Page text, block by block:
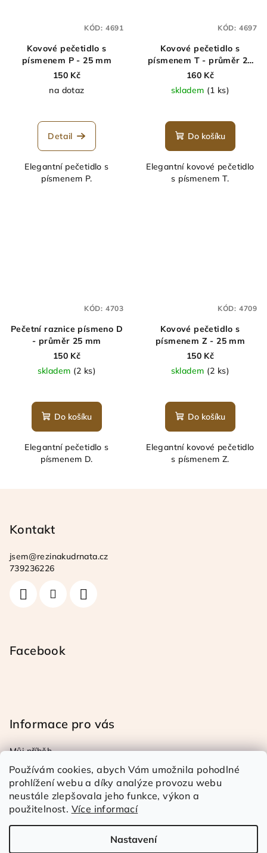
Používám cookies, abych Vám umožnila pohodlné
prohlížení webu a díky analýze provozu webu
neustále zlepšovala jeho funkce, výkon a
použitelnost. Více informací
Nastavení
Kovové pečetidlo s
písmenem P - 25 mm
150 Kč
na dotaz
Detail
Elegantní pečetidlo s
písmenem P.
KÓD: 4691
Kovové pečetidlo s
písmenem T - průměr 25
mm
160 Kč
skladem (1 ks)
Do košíku
Elegantní kovové pečetidlo
s písmenem T.
KÓD: 4697
Pečetní raznice písmeno D
- průměr 25 mm
150 Kč
skladem (2 ks)
Do košíku
Elegantní pečetidlo s
písmenem D.
KÓD: 4703
Kovové pečetidlo s
písmenem Z - 25 mm
150 Kč
skladem (2 ks)
Do košíku
Elegantní kovové pečetidlo
s písmenem Z.
KÓD: 4709
Kontakt
jsem@rezinakudrnata.cz
739236226
Facebook
Informace pro vás
Můj příběh
Obchodní a reklamační podmínky
Podmínky ochrany osob. úd.
Doprava a platba
Kontakty